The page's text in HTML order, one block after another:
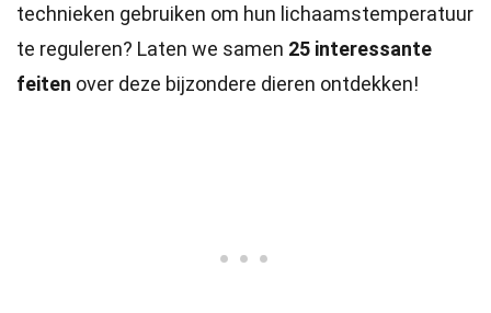
technieken gebruiken om hun lichaamstemperatuur
te reguleren? Laten we samen 25 interessante
feiten over deze bijzondere dieren ontdekken!